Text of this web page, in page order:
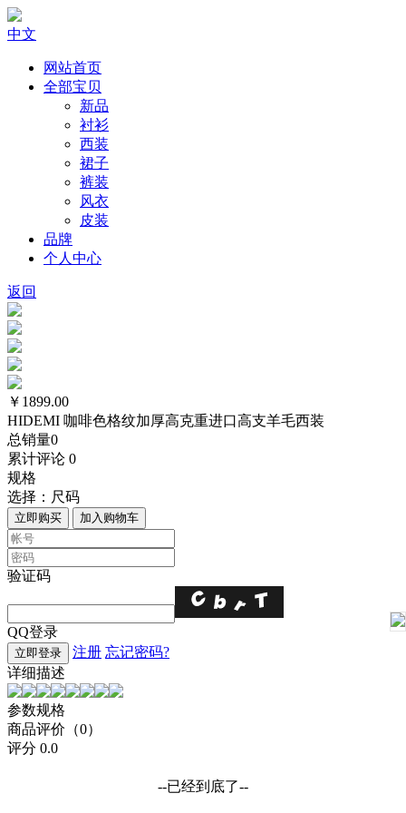
中文
网站首页
全部宝贝
新品
衬衫
西装
裙子
裤装
风衣
皮装
品牌
个人中心
返回
￥1899.00
HIDEMI 咖啡色格纹加厚高克重进口高支羊毛西装
总销量0
累计评论 0
规格
选择： 尺码
立即购买 加入购物车
验证码
QQ登录
立即登录 注册 忘记密码?
详细描述
参数规格
商品评价（0）
评分 0.0
--已经到底了--